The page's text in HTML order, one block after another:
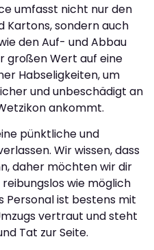
umfasst nicht nur den
Kartons, sondern auch
den Auf- und Abbau
großen Wert auf eine
Habseligkeiten, um
und unbeschädigt an
ankommt.
pünktliche und
Wir wissen, dass
daher möchten wir dir
wie möglich
Personal ist bestens mit
vertraut und steht
Tat zur Seite.